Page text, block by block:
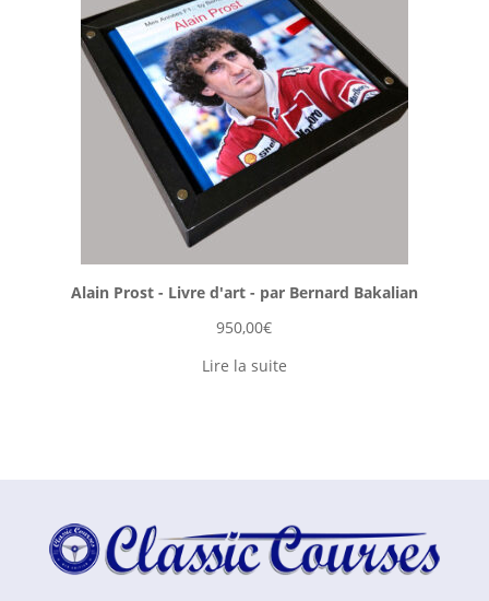
Alain Prost - Livre d'art - par Bernard Bakalian
950,00€
Lire la suite